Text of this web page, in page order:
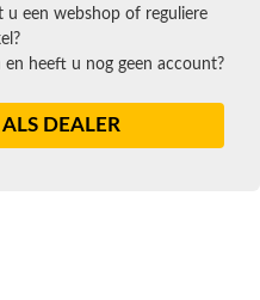
u een webshop of reguliere
heeft u nog geen account?
ALS DEALER